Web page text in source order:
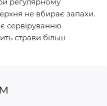
не вбирає запахи.
сервіруванню
страви більш